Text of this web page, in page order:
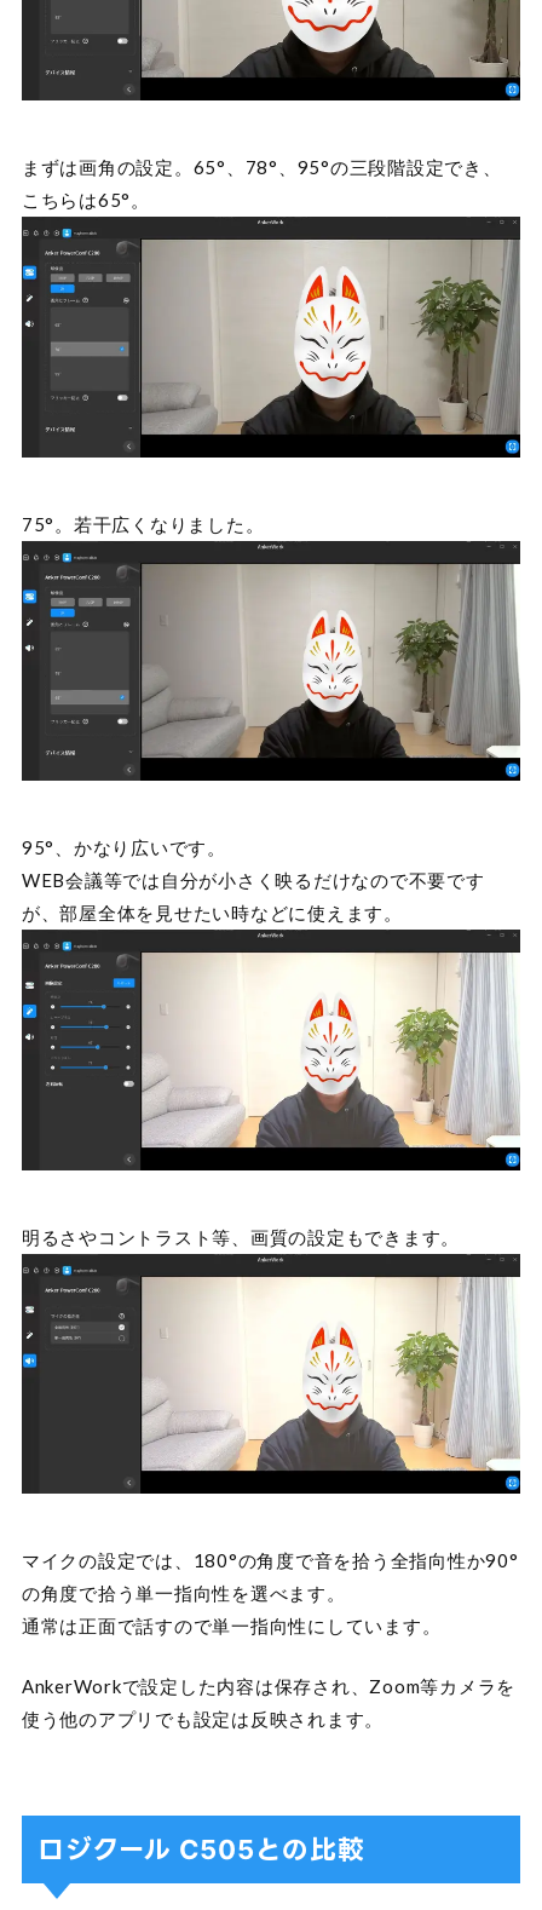
まずは画角の設定。65°、78°、95°の三段階設定でき、
こちらは65°。
75°。若干広くなりました。
95°、かなり広いです。
WEB会議等では自分が小さく映るだけなので不要です
が、部屋全体を見せたい時などに使えます。
明るさやコントラスト等、画質の設定もできます。
マイクの設定では、180°の角度で音を拾う全指向性か90°
の角度で拾う単一指向性を選べます。
通常は正面で話すので単一指向性にしています。
AnkerWorkで設定した内容は保存され、Zoom等カメラを
使う他のアプリでも設定は反映されます。
ロジクール C505との比較